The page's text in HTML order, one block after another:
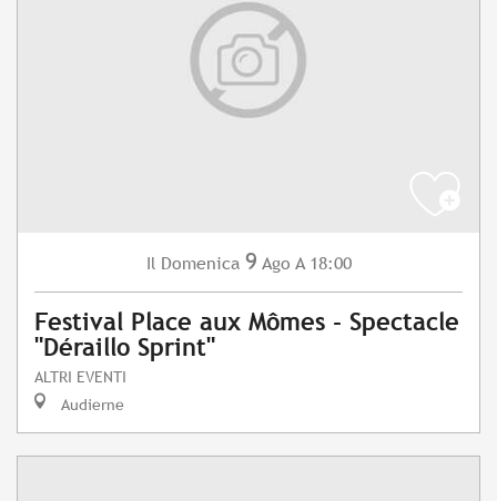
Il Domenica 9 Ago A 18:00
Festival Place aux Mômes - Spectacle
"Déraillo Sprint"
ALTRI EVENTI
Audierne